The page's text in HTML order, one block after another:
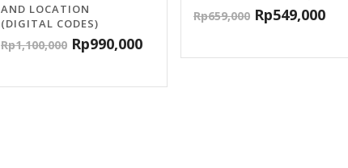
AND LOCATION
(DIGITAL CODES)
Rp1,100,000 Rp990,000
Rp659,000 Rp549,000